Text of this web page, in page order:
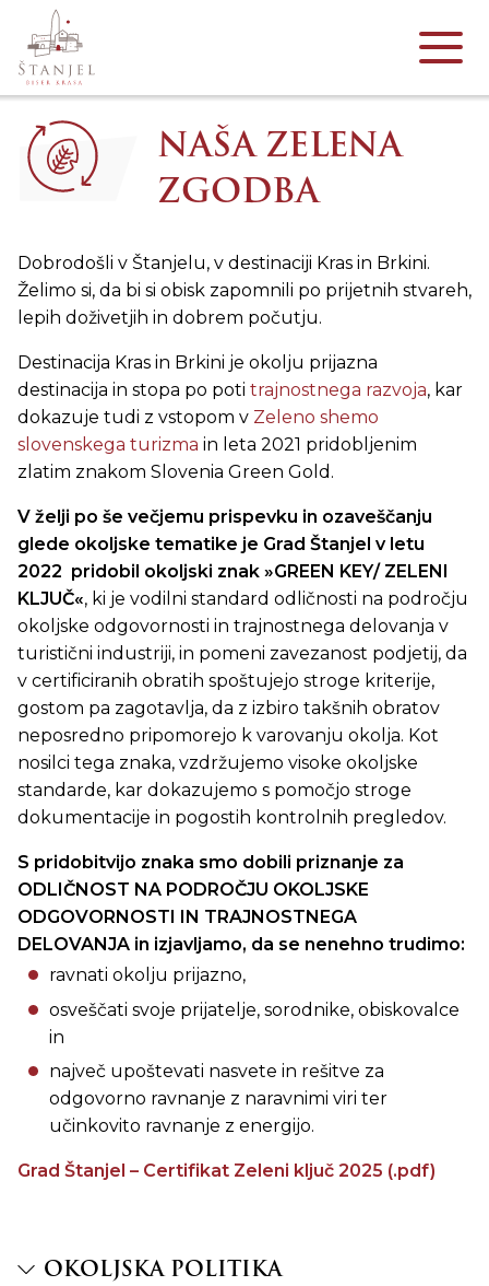
NAŠA ZELENA
ZGODBA
Dobrodošli v Štanjelu, v destinaciji Kras in Brkini.
Želimo si, da bi si obisk zapomnili po prijetnih stvareh,
lepih doživetjih in dobrem počutju.
Destinacija Kras in Brkini je okolju prijazna
destinacija in stopa po poti trajnostnega razvoja, kar
dokazuje tudi z vstopom v Zeleno shemo
slovenskega turizma in leta 2021 pridobljenim
zlatim znakom Slovenia Green Gold.
V želji po še večjemu prispevku in ozaveščanju
glede okoljske tematike je Grad Štanjel v letu
2022 pridobil okoljski znak »GREEN KEY/ ZELENI
KLJUČ«, ki je vodilni standard odličnosti na področju
okoljske odgovornosti in trajnostnega delovanja v
turistični industriji, in pomeni zavezanost podjetij, da
v certificiranih obratih spoštujejo stroge kriterije,
gostom pa zagotavlja, da z izbiro takšnih obratov
neposredno pripomorejo k varovanju okolja. Kot
nosilci tega znaka, vzdržujemo visoke okoljske
standarde, kar dokazujemo s pomočjo stroge
dokumentacije in pogostih kontrolnih pregledov.
S pridobitvijo znaka smo dobili priznanje za
ODLIČNOST NA PODROČJU OKOLJSKE
ODGOVORNOSTI IN TRAJNOSTNEGA
DELOVANJA in izjavljamo, da se nenehno trudimo:
ravnati okolju prijazno,
osveščati svoje prijatelje, sorodnike, obiskovalce
in
največ upoštevati nasvete in rešitve za
odgovorno ravnanje z naravnimi viri ter
učinkovito ravnanje z energijo.
Grad Štanjel – Certifikat Zeleni ključ 2025 (.pdf)
OKOLJSKA POLITIKA